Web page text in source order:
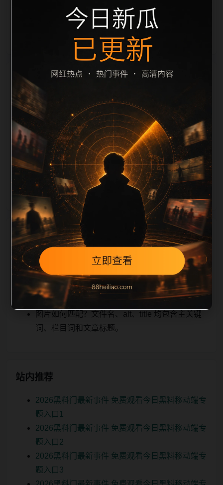
理解页面主题。后续采集时将继续执行远程图片本地
化、坏图默认图兜底、
栏目内容归集
标题重复过滤和 description 长度检查。栏目内容按每
日少量新增的方式持续扩展，每篇保留相关问题、站内
推荐和清晰的层级路径，减少用户反复返回搜索页。第
40篇作为本栏目的初始建设内容，主要用于补齐栏目深
度、稳定内链结构，并为后续专题聚合提供可点击入
口。如果后续发现页面缺图、标题过短、描述为空或正
文不足，将进入每日 SEO 检查清单自动修正。
相关问题
翻车事件后续如何更新？按每日少量、主题相
关、图片本地化的方式持续补充。
如何继续浏览？可返回栏目页、查看热门推荐或
进入 sitemap。
图片如何匹配？文件名、alt、title 均包含主关键
词、栏目词和文章标题。
站内推荐
2026黑料门最新事件 免费观看今日黑料移动端专
题入口1
2026黑料门最新事件 免费观看今日黑料移动端专
题入口2
2026黑料门最新事件 免费观看今日黑料移动端专
题入口3